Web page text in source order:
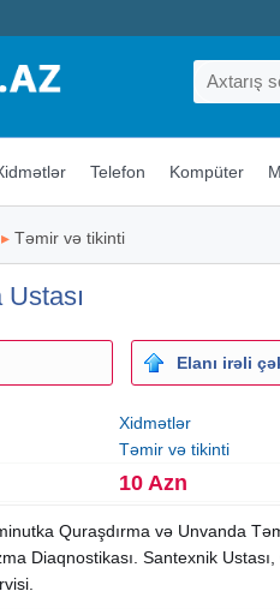
Telefon Kompüter
▸ Təmir və tikinti
Elanı irəli
Xidmətlər
Təmir və tikinti
10 Azn
Quraşdırma və Unvanda
Diaqnostikası. Santexnik Ustası,